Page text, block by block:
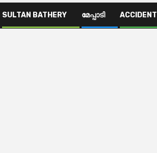
SULTAN BATHERY മേപ്പാടി ACCIDENT